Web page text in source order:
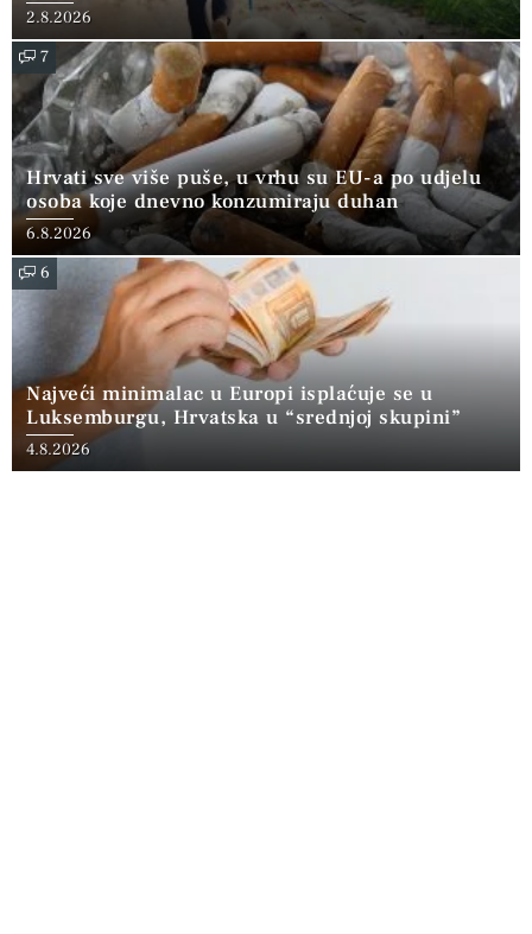
2.8.2026
7
Hrvati sve više puše, u vrhu su EU-a po udjelu
osoba koje dnevno konzumiraju duhan
6.8.2026
6
Najveći minimalac u Europi isplaćuje se u
Luksemburgu, Hrvatska u “srednjoj skupini”
4.8.2026